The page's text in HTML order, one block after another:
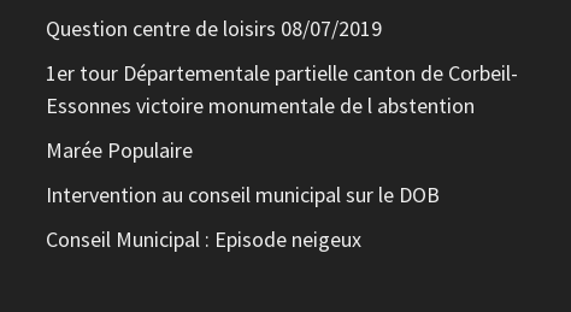
Question centre de loisirs 08/07/2019
1er tour Départementale partielle canton de Corbeil-
Essonnes victoire monumentale de l abstention
Marée Populaire
Intervention au conseil municipal sur le DOB
Conseil Municipal : Episode neigeux